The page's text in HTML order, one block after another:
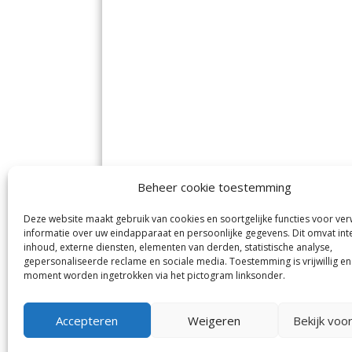
Beheer cookie toestemming
Deze website maakt gebruik van cookies en soortgelijke functies voor
informatie over uw eindapparaat en persoonlijke gegevens. Dit omvat
inhoud, externe diensten, elementen van derden, statistische analyse,
gepersonaliseerde reclame en sociale media. Toestemming is vrijwillig
moment worden ingetrokken via het pictogram linksonder.
Accepteren Weigeren Bekijk
De Nieuwe Meerbode
Visserstraat 10
1431 GJ Aalsmeer
0297-341900
info@meerbode.nl
en
De